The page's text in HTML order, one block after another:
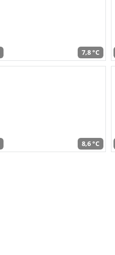
7,8 °C
8,6 °C